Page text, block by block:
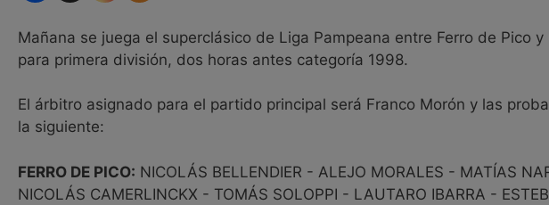
Mañana se juega el superclásico de Liga Pampeana entre Ferro de Pico
para primera división, dos horas antes categoría 1998.
El árbitro asignado para el partido principal será Franco Morón y las
la siguiente:
FERRO DE PICO: NICOLÁS BELLENDIER - ALEJO MORALES - MATÍAS
NICOLÁS CAMERLINCKX - TOMÁS SOLOPPI - LAUTARO IBARRA -